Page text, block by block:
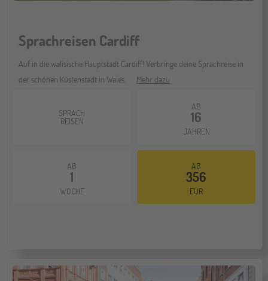
07 Bochum
Jugendbildungsmesse JuBi
Berlin
Jugendbildungsmesse JuBi
Hannover
Jugendbildungsmesse JuBi
Sprachreisen Cardiff
Auf in die walisische Hauptstadt Cardiff! Verbringe deine Sprachreise in
der schönen Küstenstadt in Wales.
Mehr dazu
SPRACH
REISEN
AB
16
JAHREN
AB
1
WOCHE
AB
356
EUR